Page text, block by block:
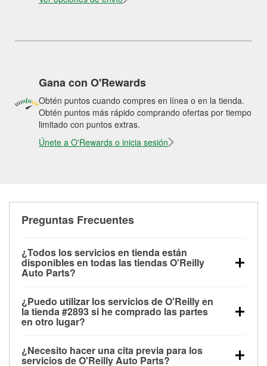
Gana con O'Rewards
Obtén puntos cuando compres en línea o en la tienda.
Obtén puntos más rápido comprando ofertas por tiempo
limitado con puntos extras.
Únete a O'Rewards o inicia sesión
Preguntas Frecuentes
¿Todos los servicios en tienda están
disponibles en todas las tiendas O'Reilly
Auto Parts?
las pruebas de batería, pruebas de alternador y
motor de arranque, revisión de la luz “Check Engine”
con O'Reilly VeriScan® e instalación de
limpiaparabrisas o bombillas, están disponibles en
todas las tiendas O'Reilly Auto Parts. La tienda
¿Puedo utilizar los servicios de O'Reilly en
la tienda #2893 si he comprado las partes
en otro lugar?
de O'Reilly Auto Parts que estén disponibles en la
¿Necesito hacer una cita previa para los
servicios de O'Reilly Auto Parts?